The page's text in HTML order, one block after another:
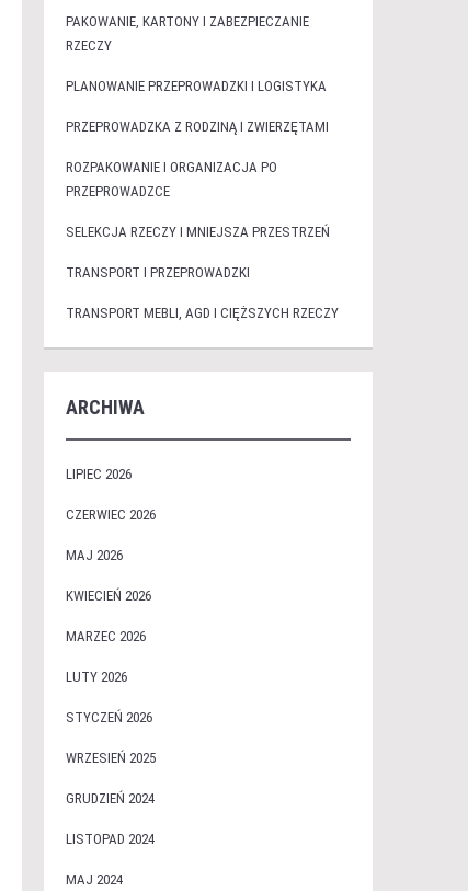
PAKOWANIE, KARTONY I ZABEZPIECZANIE
RZECZY
PLANOWANIE PRZEPROWADZKI I LOGISTYKA
PRZEPROWADZKA Z RODZINĄ I ZWIERZĘTAMI
ROZPAKOWANIE I ORGANIZACJA PO
PRZEPROWADZCE
SELEKCJA RZECZY I MNIEJSZA PRZESTRZEŃ
TRANSPORT I PRZEPROWADZKI
TRANSPORT MEBLI, AGD I CIĘŻSZYCH RZECZY
ARCHIWA
LIPIEC 2026
CZERWIEC 2026
MAJ 2026
KWIECIEŃ 2026
MARZEC 2026
LUTY 2026
STYCZEŃ 2026
WRZESIEŃ 2025
GRUDZIEŃ 2024
LISTOPAD 2024
MAJ 2024